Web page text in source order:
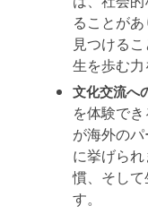
ることが
見つける
生を歩む力
文化交流へ
を体験で
が海外の
に挙げら
慣、そし
す。